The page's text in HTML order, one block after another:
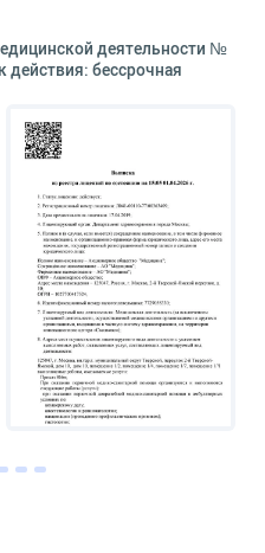
деятельности №
бессрочная